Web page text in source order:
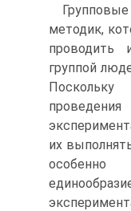
методик,
проводить
группой
их